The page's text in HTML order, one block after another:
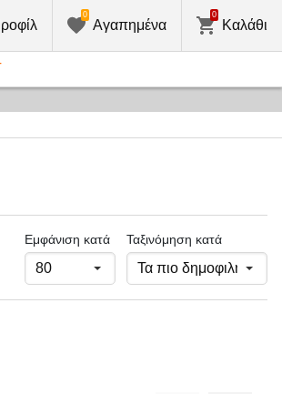
Αγαπημένα
0
Καλάθι
0
Εμφάνιση κατά Ταξινόμηση κατά